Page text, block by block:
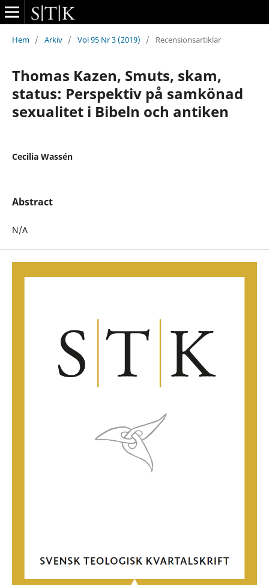
Hem / Arkiv / Vol 95 Nr 3 (2019) / Recensionsartiklar
Thomas Kazen, Smuts, skam,
status: Perspektiv på samkönad
sexualitet i Bibeln och antiken
Cecilia Wassén
Abstract
N/A